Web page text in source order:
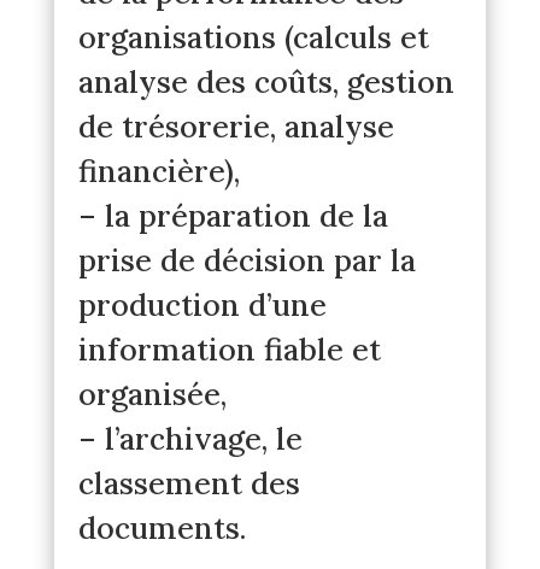
organisations (calculs et
analyse des coûts, gestion
de trésorerie, analyse
financière),
– la préparation de la
prise de décision par la
production d’une
information fiable et
organisée,
– l’archivage, le
classement des
documents.